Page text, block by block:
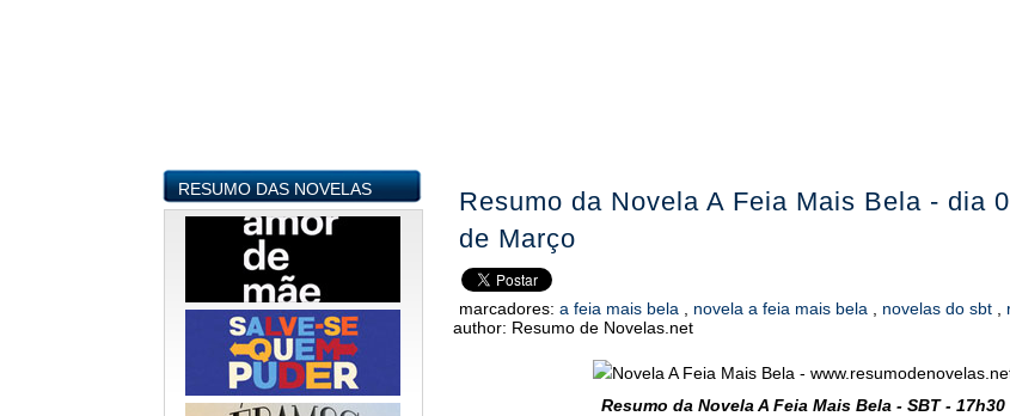
RESUMO DAS NOVELAS
Resumo da Novela A Feia Mais Bela - dia
de Março
marcadores: a feia mais bela novela a feia mais bela novelas do sbt
author: Resumo de Novelas.net
Resumo da Novela A Feia Mais Bela - SBT - 17h30